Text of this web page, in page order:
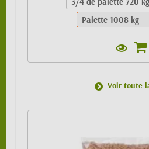
Palette 1008 kg
Voir toute